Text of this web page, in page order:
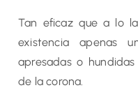
Tan eficaz que a lo
existencia apenas
apresadas o
de la corona.